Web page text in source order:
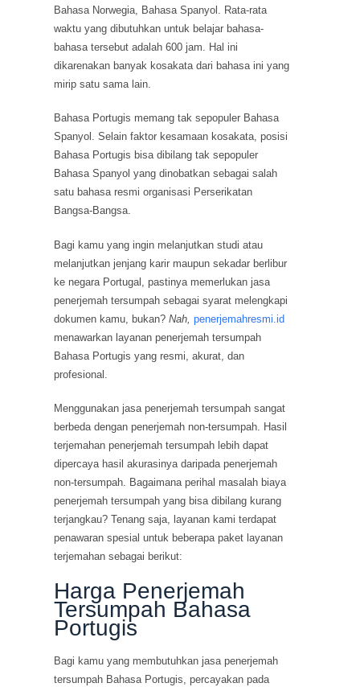
Bahasa Norwegia, Bahasa Spanyol. Rata-rata
waktu yang dibutuhkan untuk belajar bahasa-
bahasa tersebut adalah 600 jam. Hal ini
dikarenakan banyak kosakata dari bahasa ini yang
mirip satu sama lain.
Bahasa Portugis memang tak sepopuler Bahasa
Spanyol. Selain faktor kesamaan kosakata, posisi
Bahasa Portugis bisa dibilang tak sepopuler
Bahasa Spanyol yang dinobatkan sebagai salah
satu bahasa resmi organisasi Perserikatan
Bangsa-Bangsa.
Bagi kamu yang ingin melanjutkan studi atau
melanjutkan jenjang karir maupun sekadar berlibur
ke negara Portugal, pastinya memerlukan jasa
penerjemah tersumpah sebagai syarat melengkapi
dokumen kamu, bukan?Nah, penerjemahresmi.id
menawarkan layanan penerjemah tersumpah
Bahasa Portugis yang resmi, akurat, dan
profesional.
Menggunakan jasa penerjemah tersumpah sangat
berbeda dengan penerjemah non-tersumpah. Hasil
terjemahan penerjemah tersumpah lebih dapat
dipercaya hasil akurasinya daripada penerjemah
non-tersumpah. Bagaimana perihal masalah biaya
penerjemah tersumpah yang bisa dibilang kurang
terjangkau? Tenang saja, layanan kami terdapat
penawaran spesial untuk beberapa paket layanan
terjemahan sebagai berikut:
Harga Penerjemah
Tersumpah Bahasa
Portugis
Bagi kamu yang membutuhkan jasa penerjemah
tersumpah Bahasa Portugis, percayakan pada